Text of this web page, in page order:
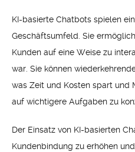
KI-basierte Chatbots spielen
Geschäftsumfeld. Sie
Kunden auf eine Weise zu
war. Sie können
was Zeit und Kosten spart und
auf wichtigere Aufgaben zu
Der Einsatz von KI-basierten
Kundenbindung zu erhöhen